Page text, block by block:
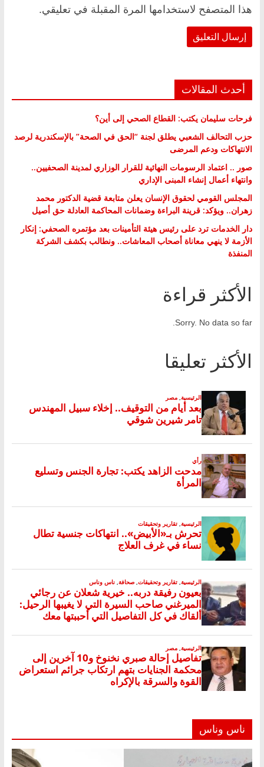
هذا المتصفح لاستخدامها المرة المقبلة في تعليقي.
أحدث المقالات
فرحات سليمان يكتب: القطاع الصحي إلى أين؟
حزب التحالف الشعبي يطلق لجنة “الحق في الصحة” بالإسكندرية لرصد
الانتهاكات ودعم المرضى
صور .. اعتماد الرسومات النهائية للقرار الوزاري لمدينة الصحفيين..
وانتهاء أعمال إنشاء المبنى الإداري
المجلس القومي لحقوق الإنسان يعلن متابعة قضية الدكتور محمد
زهران.. ويؤكد: قرينة البراءة وضمانات المحاكمة العادلة حق أصيل
دار الخدمات ترد على رئيس هيئة التأمينات بعد مؤتمره الصحفي: إنكار
الأزمة لا ينهي معاناة أصحاب المعاشات.. ونطالب بكشف الشركة
المنفذة
الأكثر قراءة
Sorry. No data so far.
الأكثر تعليقا
ناس وناس